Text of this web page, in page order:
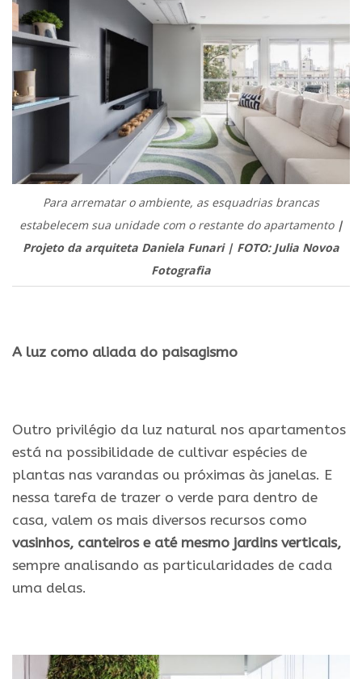
Para arrematar o ambiente, as esquadrias brancas
estabelecem sua unidade com o restante do apartamento|
Projeto da arquiteta Daniela Funari | FOTO: Julia Novoa
Fotografia
A luz como aliada do paisagismo
Outro privilégio da luz natural nos apartamentos
está na possibilidade de cultivar espécies de
plantas nas varandas ou próximas às janelas. E
nessa tarefa de trazer o verde para dentro de
casa, valem os mais diversos recursos como
vasinhos, canteiros e até mesmo jardins verticais,
sempre analisando as particularidades de cada
uma delas.